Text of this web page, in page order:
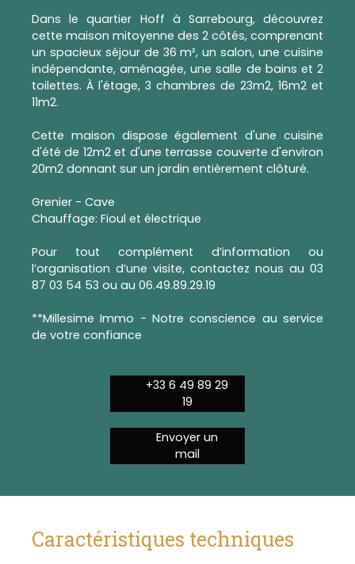
Dans le quartier Hoff à Sarrebourg, découvrez
cette maison mitoyenne des 2 côtés, comprenant
un spacieux séjour de 36 m², un salon, une cuisine
indépendante, aménagée, une salle de bains et 2
toilettes. À l'étage, 3 chambres de 23m2, 16m2 et
11m2.
Cette maison dispose également d'une cuisine
d'été de 12m2 et d'une terrasse couverte d'environ
20m2 donnant sur un jardin entièrement clôturé.
Grenier - Cave
Chauffage: Fioul et électrique
Pour tout complément d’information ou
l’organisation d’une visite, contactez nous au 03
87 03 54 53 ou au 06.49.89.29.19
**Millesime Immo - Notre conscience au service
de votre confiance
+33 6 49 89 29
19
Envoyer un
mail
Caractéristiques techniques